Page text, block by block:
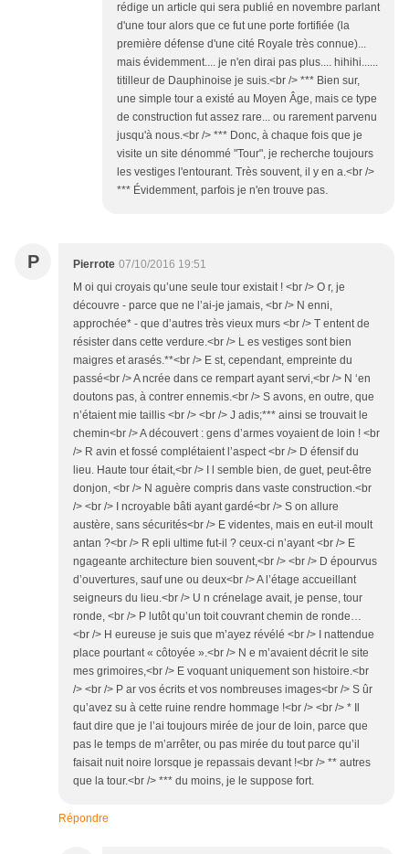
rédige un article qui sera publié en novembre parlant
d'une tour alors que ce fut une porte fortifiée (la
première défense d'une cité Royale très connue)...
mais évidemment.... je n'en dirai pas plus.... hihihi......
titilleur de Dauphinoise je suis.<br /> *** Bien sur,
une simple tour a existé au Moyen Âge, mais ce type
de construction fut assez rare... ou rarement parvenu
jusqu'à nous.<br /> *** Donc, à chaque fois que je
visite un site dénommé "Tour", je recherche toujours
les vestiges l'entourant. Très souvent, il y en a.<br />
*** Évidemment, parfois je n'en trouve pas.
P Pierrote 07/10/2016 19:51
M oi qui croyais qu’une seule tour existait ! <br /> O r, je
découvre - parce que ne l’ai-je jamais, <br /> N enni,
approchée* - que d’autres très vieux murs <br /> T entent de
résister dans cette verdure.<br /> L es vestiges sont bien
maigres et arasés.**<br /> E st, cependant, empreinte du
passé<br /> A ncrée dans ce rempart ayant servi,<br /> N ‘en
doutons pas, à contrer ennemis.<br /> S avons, en outre, que
n’étaient mie taillis <br /> <br /> J adis;*** ainsi se trouvait le
chemin<br /> A découvert : gens d’armes voyaient de loin ! <br
/> R avin et fossé complétaient l’aspect <br /> D éfensif du
lieu. Haute tour était,<br /> I l semble bien, de guet, peut-être
donjon, <br /> N aguère compris dans vaste construction.<br
/> <br /> I ncroyable bâti ayant gardé<br /> S on allure
austère, sans sécurités<br /> E videntes, mais en eut-il moult
antan ?<br /> R epli ultime fut-il ? ceux-ci n’ayant <br /> E
ngageante architecture bien souvent,<br /> <br /> D épourvus
d’ouvertures, sauf une ou deux<br /> A l’étage accueillant
seigneurs du lieu.<br /> U n crénelage avait, je pense, tour
ronde, <br /> P lutôt qu’un toit couvrant chemin de ronde…
<br /> H eureuse je suis que m’ayez révélé <br /> I nattendue
place pourtant « côtoyée ».<br /> N e m’avaient décrit le site
mes grimoires,<br /> E voquant uniquement son histoire.<br
/> <br /> P ar vos écrits et vos nombreuses images<br /> S ûr
qu’avez su à cette ruine rendre hommage !<br /> <br /> * Il
faut dire que je l’ai toujours mirée de jour de loin, parce que
pas le temps de m’arrêter, ou pas mirée du tout parce qu’il
faisait nuit noire lorsque je repassais devant !<br /> ** autres
que la tour.<br /> *** du moins, je le suppose fort.
Répondre